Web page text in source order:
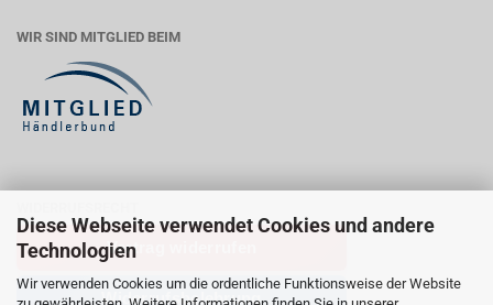
Diese Webseite verwendet Cookies und andere
Technologien
Wir verwenden Cookies um die ordentliche Funktionsweise der Website
WIR SIND MITGLIED BEIM
Vertrag widerrufen
Widerrufsbelehrung